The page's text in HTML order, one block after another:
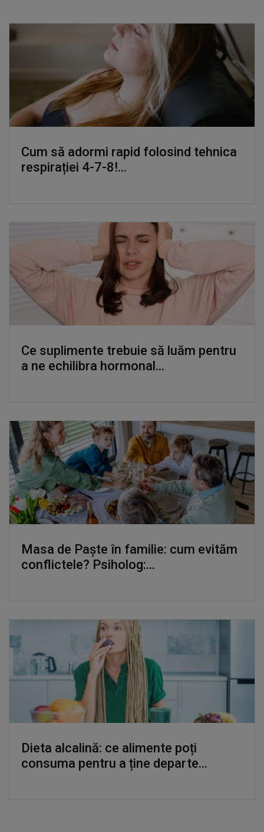
Cum să adormi rapid folosind tehnica
respirației 4-7-8!...
Ce suplimente trebuie să luăm pentru
a ne echilibra hormonal...
Masa de Paște în familie: cum evităm
conflictele? Psiholog:...
Dieta alcalină: ce alimente poți
consuma pentru a ține departe...